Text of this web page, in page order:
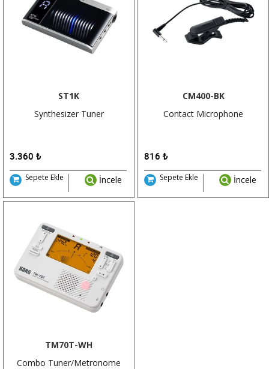
ST1K
Synthesizer Tuner
3.360 ₺
Sepete Ekle İncele
CM400-BK
Contact Microphone
816 ₺
Sepete Ekle İncele
TM70T-WH
Combo Tuner/Metronome